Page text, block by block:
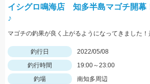
イシグロ鳴海店 知多半島マゴチ開
♪
釣行日
2022/05/08
釣行時間
19:00～23:00
釣場
南知多周辺